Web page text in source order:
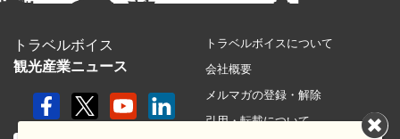
トラベルボイス
観光産業ニュース
トラベルボイスについて
会社概要
メルマガの登録・解除
引用・転載について